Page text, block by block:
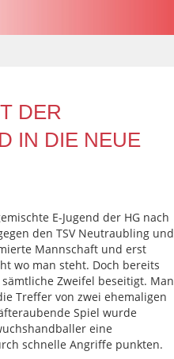
DER
IN DIE NEUE
E-Jugend der HG nach
den TSV Neutraubling und
Mannschaft und erst
wo man steht. Doch bereits
Zweifel beseitigt. Man
Treffer von zwei ehemaligen
Spiel wurde
eine
schnelle Angriffe punkten.